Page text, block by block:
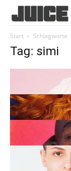
Start Schlagworte
Tag: simi